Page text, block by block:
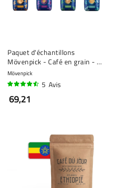
Paquet d'échantillons
Mövenpick - Café en grain - 4
x 1 kilo
Mövenpick
5 Avis
69,21